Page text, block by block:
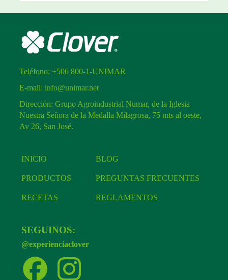
Teléfono: +506 800-1-UNIMAR
E-mail: info@unimar.net
Dirección: Grupo Agroindustrial Numar, de la Iglesia
Nuestra Señora de la Medalla Milagrosa, 75 mts al oeste,
Av 26, San José.
INICIO
PRODUCTOS
RECETAS
BLOG
PREGUNTAS FRECUENTES
REGLAMENTOS
SEGUINOS:
@experienciaclover